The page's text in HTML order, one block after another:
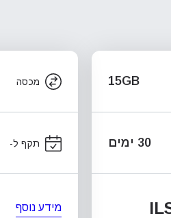
15GB
30 ימים
מכסה
תקף ל-
מידע נוסף